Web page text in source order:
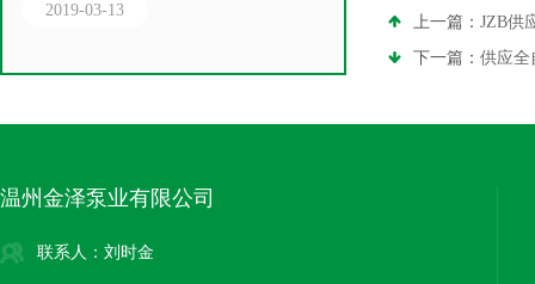
2019-03-13
上一篇： JZB供
下一篇： 供应全
温州金泽泵业有限公司
联系人：刘时金